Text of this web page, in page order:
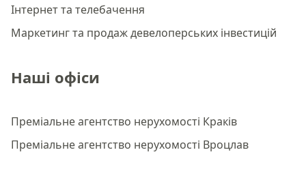
Інтернет та телебачення
Маркетинг та продаж девелоперських інвестицій
Наші офіси
Преміальне агентство нерухомості Краків
Преміальне агентство нерухомості Вроцлав